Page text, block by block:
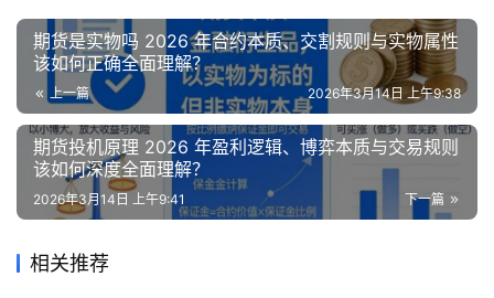
期货是实物吗 2026 年合约本质、交割规则与实物属性
该如何正确全面理解？
上一篇 2026年3月14日 上午9:38
期货投机原理 2026 年盈利逻辑、博弈本质与交易规则
该如何深度全面理解？
下一篇
2026年3月14日 上午9:41
相关推荐